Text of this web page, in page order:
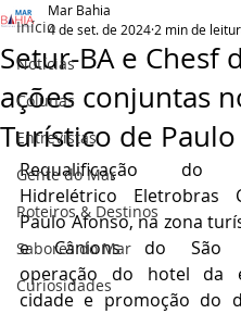
Início
Notícias
Colunas
Entrevistas
Gente do Mar
Roteiros & Destinos
Sabores do Mar
Curiosidades
Setur-BA e Chesf
ações conjuntas
Turístico de
Mar Bahia
4 de set. de 2024 2 min de
Requalificação do
Hidrelétrico Eletrobras
Paulo Afonso, na zona
e Cânions do São
operação do hotel da
cidade e promoção do